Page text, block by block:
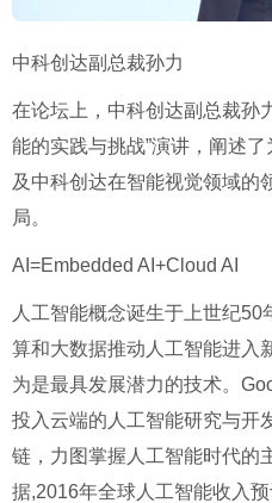
中科创达副总裁孙力
在论坛上，中科创达副总裁孙
能的实践与挑战”演讲，阐述
及中科创达在智能视觉领域的
局。
AI=Embedded AI+Cloud AI
人工智能概念诞生于上世纪
算和大数据推动人工智能进入
为是最具发展潜力的技术。
投入云端的人工智能研究与开
链，力图掌握人工智能时代的
据,2016年全球人工智能收入